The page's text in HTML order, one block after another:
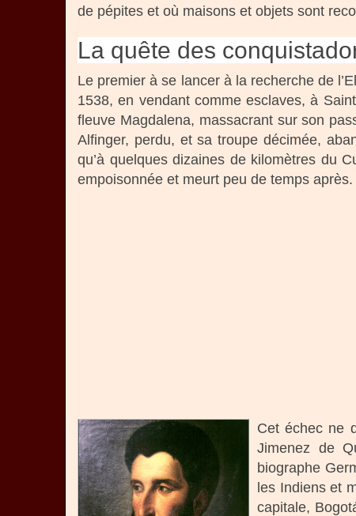
de pépites et où maisons et objets sont
La quête des
Le premier à se lancer à la recherche de
1538, en vendant comme esclaves, à
fleuve Magdalena, massacrant sur son
Alfinger, perdu, et sa troupe décimée,
qu’à quelques dizaines de kilomètres du
empoisonnée et meurt peu de temps après.
Cet échec ne
Jimenez de
biographe
les Indiens et
capitale,